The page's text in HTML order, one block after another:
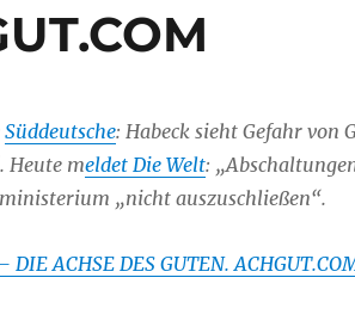
Süddeutsche: Habeck sieht Gefahr von
Heute meldet Die Welt:
„nicht auszuschließen“.
DIE ACHSE DES GUTEN.